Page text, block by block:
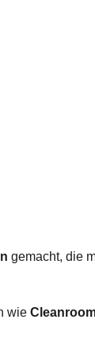
gemacht, die
wie